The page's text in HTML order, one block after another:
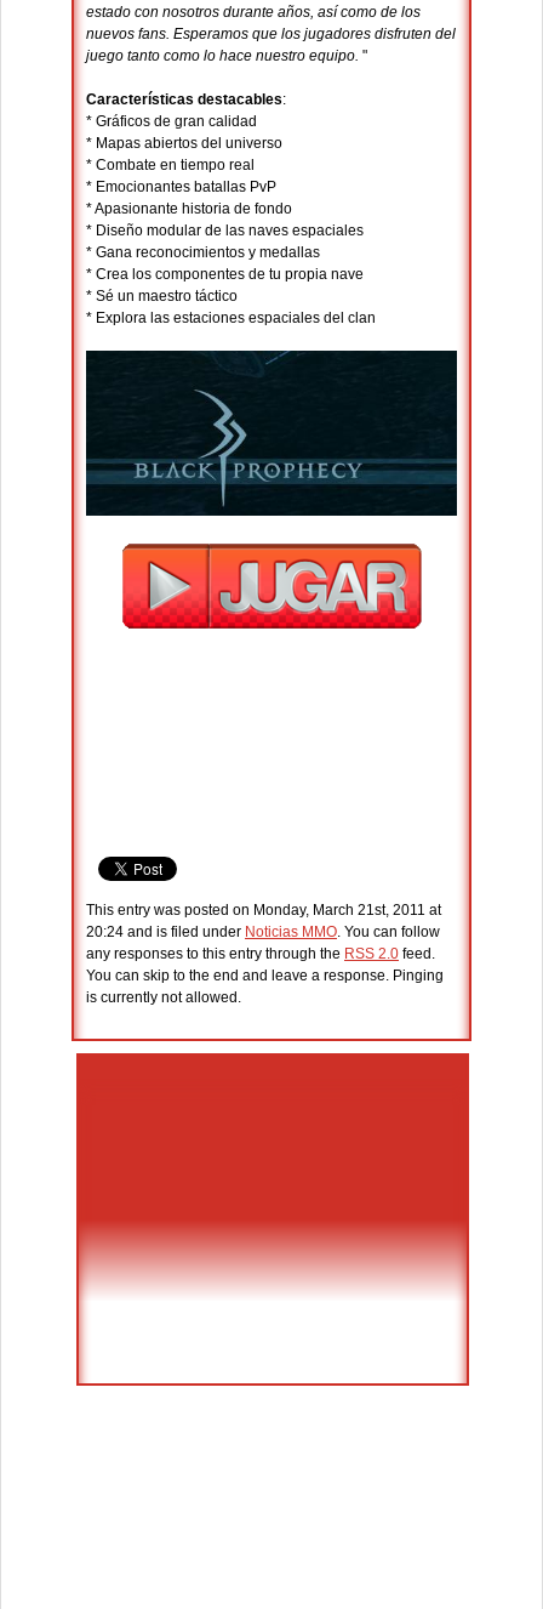
estado con nosotros durante años, así como de los
nuevos fans. Esperamos que los jugadores disfruten del
juego tanto como lo hace nuestro equipo. "
Características destacables:
* Gráficos de gran calidad
* Mapas abiertos del universo
* Combate en tiempo real
* Emocionantes batallas PvP
* Apasionante historia de fondo
* Diseño modular de las naves espaciales
* Gana reconocimientos y medallas
* Crea los componentes de tu propia nave
* Sé un maestro táctico
* Explora las estaciones espaciales del clan
This entry was posted on Monday, March 21st, 2011 at
20:24 and is filed under Noticias MMO. You can follow
any responses to this entry through the RSS 2.0 feed.
You can skip to the end and leave a response. Pinging
is currently not allowed.